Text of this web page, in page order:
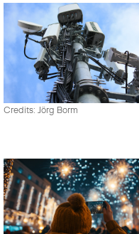
Credits: Jörg Borm